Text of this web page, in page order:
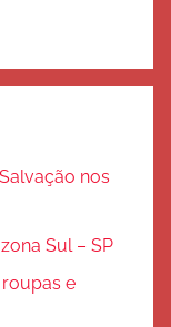
nos
Sul – SP
e